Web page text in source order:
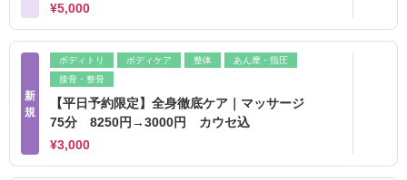
¥5,000
新
規
ボディトリ ボディケア 整体
あん摩・指圧
接骨・整骨
【平日予約限定】全身徹底ケア｜マッサージ
75分 8250円→3000円 カウセ込
¥3,000